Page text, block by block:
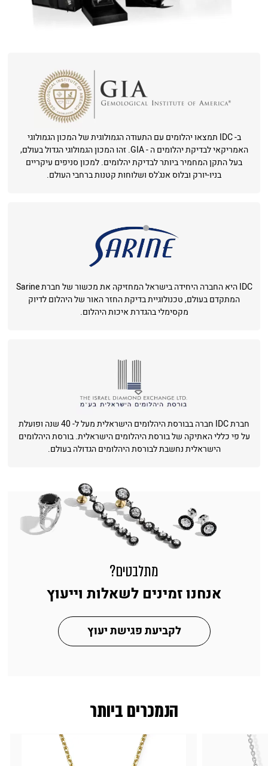
ב- IDC תמצאו יהלומים עם התעודה הגמולוגית של המכון הגמולוגי
האמריקאי לבדיקת יהלומים ה - GIA. זהו המכון הגמולוגי הגדול בעולם,
בעל התקן המחמיר ביותר לבדיקת יהלומים. למכון סניפים עיקריים
בניו-יורק ובלוס אנג'לס ושלוחות קטנות ברחבי העולם.
IDC היא החברה היחידה בישראל המחזיקה את מכשור של חברת Sarine
המתקדם בעולם, טכנולוגיית בדיקת החזר האור של היהלום לדיוק
מקסימלי בהגדרת איכות היהלום.
חברת IDC חברה בבורסת היהלומים הישראלית מעל ל- 40 שנה ופועלת
על פי כללי האתיקה של בורסת היהלומים הישראלית. בורסת היהלומים
הישראלית נחשבת לבורסת היהלומים הגדולה בעולם.
הנמכרים ביותר
מתלבטים?
אנחנו זמינים לשאלות וייעוץ
לקביעת פגישת יעוץ